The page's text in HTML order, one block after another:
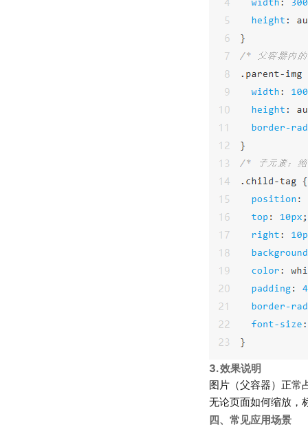
3. 效果说明
图片（父容器）正常
无论页面如何缩放，
四、常见应用场景